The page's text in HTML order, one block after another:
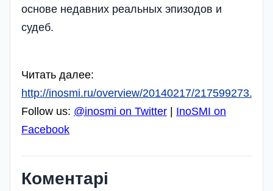
основе недавних реальных эпизодов и
судеб.
Читать далее:
http://inosmi.ru/overview/20140217/
Follow us: @inosmi on Twitter
InoSMI on
Facebook
Коментарі